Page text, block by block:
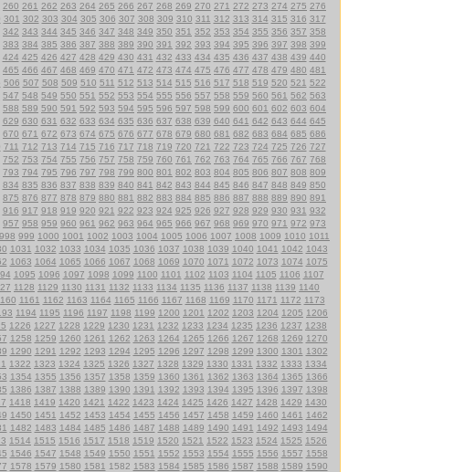
260 261 262 263 264 265 266 267 268 269 270 271 272 273 274 275 276
301 302 303 304 305 306 307 308 309 310 311 312 313 314 315 316 317
342 343 344 345 346 347 348 349 350 351 352 353 354 355 356 357 358
383 384 385 386 387 388 389 390 391 392 393 394 395 396 397 398 399
424 425 426 427 428 429 430 431 432 433 434 435 436 437 438 439 440
465 466 467 468 469 470 471 472 473 474 475 476 477 478 479 480 481
506 507 508 509 510 511 512 513 514 515 516 517 518 519 520 521 522
547 548 549 550 551 552 553 554 555 556 557 558 559 560 561 562 563
588 589 590 591 592 593 594 595 596 597 598 599 600 601 602 603 604
629 630 631 632 633 634 635 636 637 638 639 640 641 642 643 644 645
670 671 672 673 674 675 676 677 678 679 680 681 682 683 684 685 686
711 712 713 714 715 716 717 718 719 720 721 722 723 724 725 726 727
752 753 754 755 756 757 758 759 760 761 762 763 764 765 766 767 768
793 794 795 796 797 798 799 800 801 802 803 804 805 806 807 808 809
834 835 836 837 838 839 840 841 842 843 844 845 846 847 848 849 850
875 876 877 878 879 880 881 882 883 884 885 886 887 888 889 890 891
916 917 918 919 920 921 922 923 924 925 926 927 928 929 930 931 932
957 958 959 960 961 962 963 964 965 966 967 968 969 970 971 972 973
998 999 1000 1001 1002 1003 1004 1005 1006 1007 1008 1009 1010 1011
1031 1032 1033 1034 1035 1036 1037 1038 1039 1040 1041 1042 1043
1063 1064 1065 1066 1067 1068 1069 1070 1071 1072 1073 1074 1075
1095 1096 1097 1098 1099 1100 1101 1102 1103 1104 1105 1106 1107
1128 1129 1130 1131 1132 1133 1134 1135 1136 1137 1138 1139 1140
1161 1162 1163 1164 1165 1166 1167 1168 1169 1170 1171 1172 1173
1194 1195 1196 1197 1198 1199 1200 1201 1202 1203 1204 1205 1206
1226 1227 1228 1229 1230 1231 1232 1233 1234 1235 1236 1237 1238
1258 1259 1260 1261 1262 1263 1264 1265 1266 1267 1268 1269 1270
1290 1291 1292 1293 1294 1295 1296 1297 1298 1299 1300 1301 1302
1322 1323 1324 1325 1326 1327 1328 1329 1330 1331 1332 1333 1334
1354 1355 1356 1357 1358 1359 1360 1361 1362 1363 1364 1365 1366
1386 1387 1388 1389 1390 1391 1392 1393 1394 1395 1396 1397 1398
1418 1419 1420 1421 1422 1423 1424 1425 1426 1427 1428 1429 1430
1450 1451 1452 1453 1454 1455 1456 1457 1458 1459 1460 1461 1462
1482 1483 1484 1485 1486 1487 1488 1489 1490 1491 1492 1493 1494
1514 1515 1516 1517 1518 1519 1520 1521 1522 1523 1524 1525 1526
1546 1547 1548 1549 1550 1551 1552 1553 1554 1555 1556 1557 1558
1578 1579 1580 1581 1582 1583 1584 1585 1586 1587 1588 1589 1590